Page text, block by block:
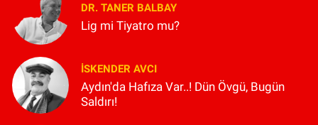
DR. TANER BALBAY
Lig mi Tiyatro mu?
İSKENDER AVCI
Aydın'da Hafıza Var..! Dün Övgü, Bugün
Saldırı!